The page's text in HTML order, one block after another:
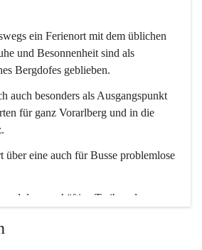
ein Ferienort mit dem üblichen
und Besonnenheit sind als
Bergdofes geblieben.
auch besonders als Ausgangspunkt
für ganz Vorarlberg und in die
über eine auch für Busse problemlose
das geschäftige Treiben der